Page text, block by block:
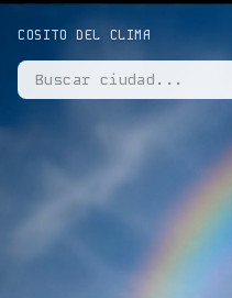
COSITO DEL CLIMA